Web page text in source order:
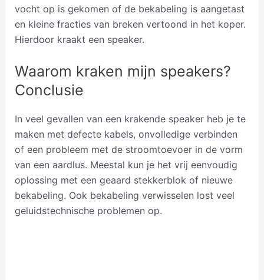
vocht op is gekomen of de bekabeling is aangetast
en kleine fracties van breken vertoond in het koper.
Hierdoor kraakt een speaker.
Waarom kraken mijn speakers?
Conclusie
In veel gevallen van een krakende speaker heb je te
maken met defecte kabels, onvolledige verbinden
of een probleem met de stroomtoevoer in de vorm
van een aardlus. Meestal kun je het vrij eenvoudig
oplossing met een geaard stekkerblok of nieuwe
bekabeling. Ook bekabeling verwisselen lost veel
geluidstechnische problemen op.